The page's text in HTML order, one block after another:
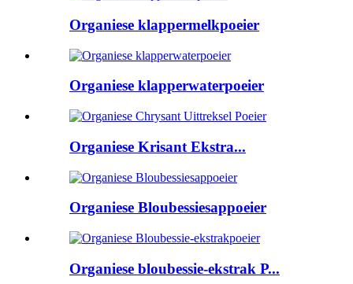
Organiese klappermelkpoeier
Organiese klapperwaterpoeier
Organiese Krisant Ekstra...
Organiese Bloubessiesappoeier
Organiese bloubessie-ekstrak P...